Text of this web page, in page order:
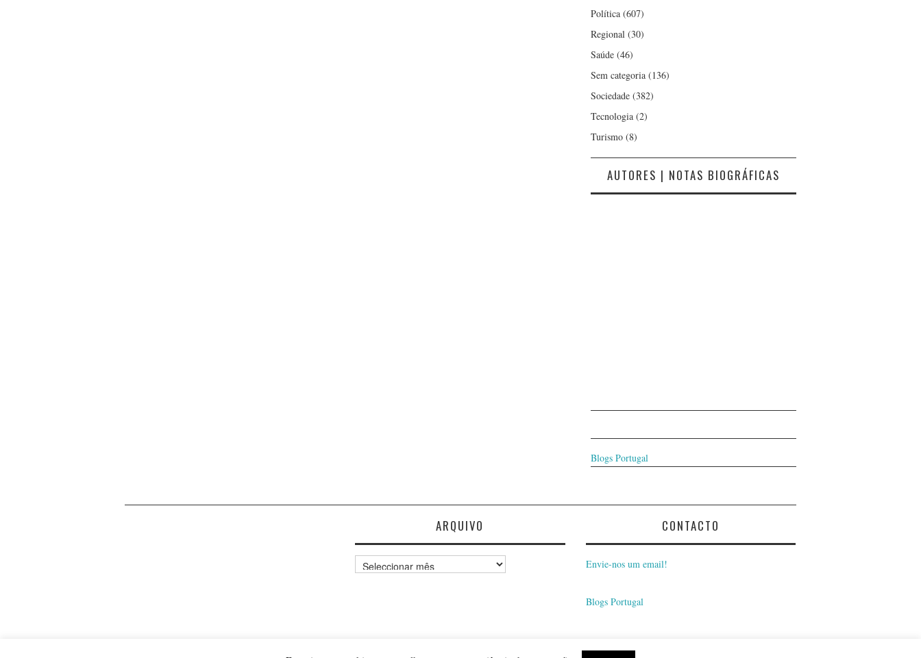
Política (607)
Regional (30)
Saúde (46)
Sem categoria (136)
Sociedade (382)
Tecnologia (2)
Turismo (8)
AUTORES | NOTAS BIOGRÁFICAS
Blogs Portugal
ARQUIVO
Arquivo
CONTACTO
Envie-nos um email!
Blogs Portugal